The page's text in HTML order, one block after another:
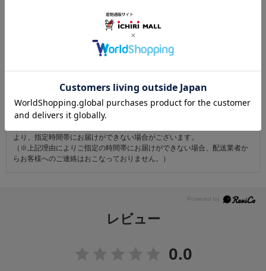
お仕立て後、お客様の手元に届いてから30日以内であれば返品可能です。
返品にかかる送料は無料です。
ただし次に該当するものは返品をお受けできません。
・ご使用になられた商品
・お客様の元で、傷または破損が生じた商品
・1点あたり20万円以上の商品でお客様の寸法にお仕立て済みの場合
・時間帯指定は配送業者のサービスであり、確実なお届けをお約束できる
ものではございません。あらかじめご了承ください。
より、指定時間帯にお届けができない場合がございます。
（※上記理由によりご指定の時間帯にお届けができない場合、配送業者か
らお客様へのご連絡はおこなっておりません。）
レビュー
0.0